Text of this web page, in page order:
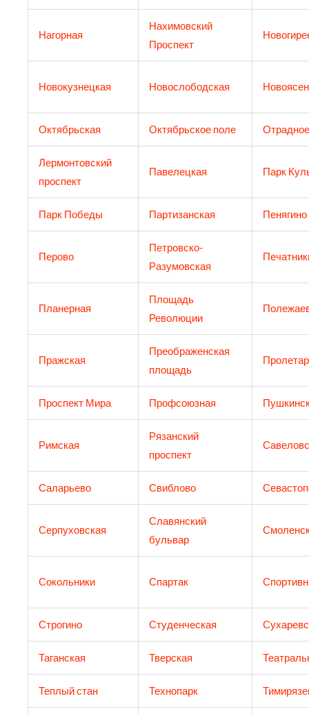
Нагорная
Нахимовский
Проспект
Новокузнецкая Новослободская
Октябрьская Октябрьское поле Отрадное
Лермонтовский
проспект
Павелецкая Парк
Парк Победы Партизанская Пенягино
Перово
Петровско-
Разумовская
Планерная
Площадь
Революции
Пражская
Преображенская
площадь
Проспект Мира Профсоюзная
Римская
Рязанский
проспект
Саларьево Свиблово
Серпуховская
Славянский
бульвар
Сокольники Спартак
Строгино Студенческая
Таганская Тверская
Теплый стан Технопарк